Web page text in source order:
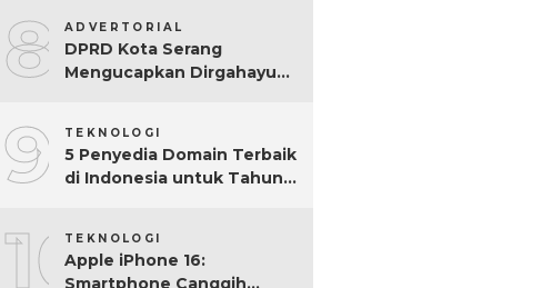
8 ADVERTORIAL
DPRD Kota Serang
Mengucapkan Dirgahayu
9 TEKNOLOGI
5 Penyedia Domain Terbaik
di Indonesia untuk Tahun
10TEKNOLOGI
Apple iPhone 16:
Smartphone Canggih